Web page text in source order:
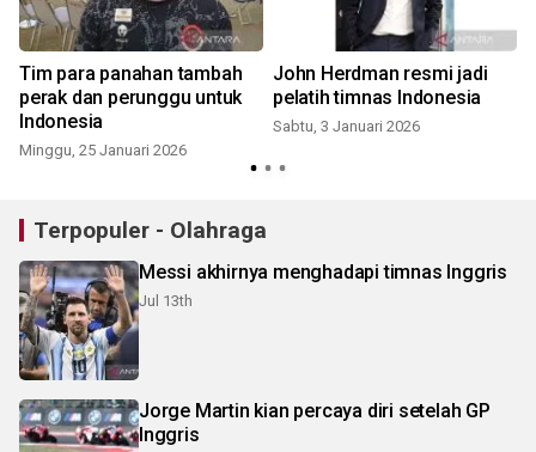
Tim para panahan tambah
perak dan perunggu untuk
Indonesia
Minggu, 25 Januari 2026
John Herdman resmi jadi
pelatih timnas Indonesia
Sabtu, 3 Januari 2026
Terpopuler - Olahraga
Messi akhirnya menghadapi timnas Inggris
Jul 13th
Jorge Martin kian percaya diri setelah GP
Inggris